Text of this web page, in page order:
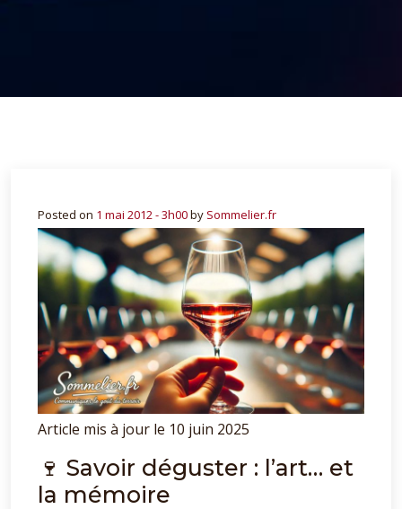
Posted on 1 mai 2012 - 3h00by Sommelier.fr
Article mis à jour le 10 juin 2025
🍷 Savoir déguster : l’art… et
la mémoire